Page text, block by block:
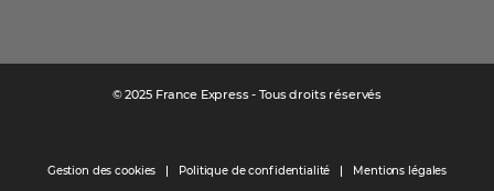
© 2025 France Express - Tous droits réservés
Gestion des cookies Politique de confidentialité Mentions légales